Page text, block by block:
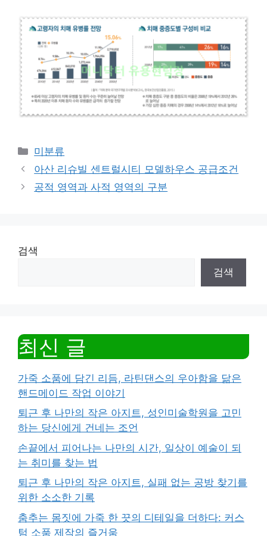
Categories
미분류
아산 리슈빌 센트럴시티 모델하우스 공급조건
공적 영역과 사적 영역의 구분
검색
검색
최신 글
가죽 소품에 담긴 리듬, 라틴댄스의 우아함을 닮은
핸드메이드 작업 이야기
퇴근 후 나만의 작은 아지트, 성인미술학원을 고민
하는 당신에게 건네는 조언
손끝에서 피어나는 나만의 시간, 일상이 예술이 되
는 취미를 찾는 법
퇴근 후 나만의 작은 아지트, 실패 없는 공방 찾기를
위한 소소한 기록
춤추는 몸짓에 가죽 한 끗의 디테일을 더하다: 커스
텀 소품 제작의 즐거움